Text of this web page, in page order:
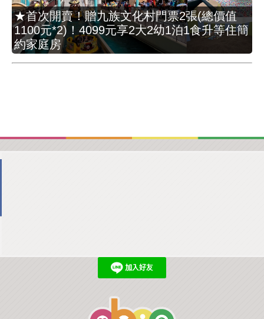
★首次開賣！贈九族文化村門票2張(總價值
1100元*2)！4099元享2大2幼1泊1食升等住簡
約家庭房